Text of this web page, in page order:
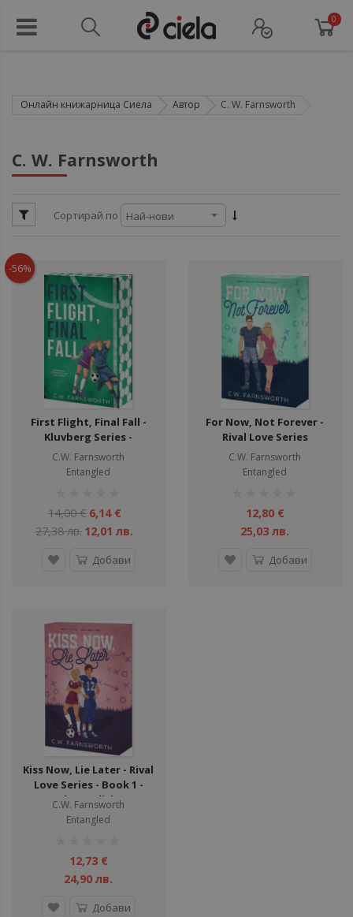
0
Онлайн книжарница Сиела Автор C. W. Farnsworth
C. W. Farnsworth
Сортирай по
-56%
First Flight, Final Fall -
Kluvberg Series -
нарушен търговски вид
C.W. Farnsworth
Entangled
1%
14,00 € 6,14 €
27,38 лв. 12,01 лв.
Добави
For Now, Not Forever -
Rival Love Series
C.W. Farnsworth
Entangled
12,80 €
25,03 лв.
Добави
Kiss Now, Lie Later - Rival
Love Series - Book 1 -
Deluxe Edition
C.W. Farnsworth
Entangled
12,73 €
24,90 лв.
Добави